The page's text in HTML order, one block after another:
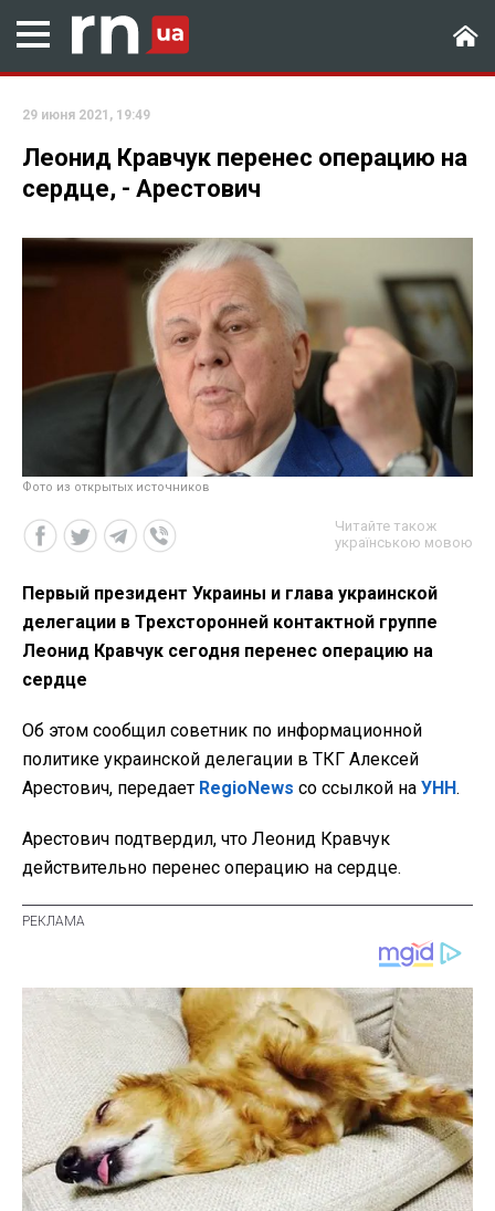
29 июня 2021, 19:49
Леонид Кравчук перенес операцию на
сердце, - Арестович
Фото из открытых источников
Читайте також
українською мовою
Первый президент Украины и глава украинской
делегации в Трехсторонней контактной группе
Леонид Кравчук сегодня перенес операцию на
сердце
Об этом сообщил советник по информационной
политике украинской делегации в ТКГ Алексей
Арестович, передает RegioNews со ссылкой на УНН.
Арестович подтвердил, что Леонид Кравчук
действительно перенес операцию на сердце.